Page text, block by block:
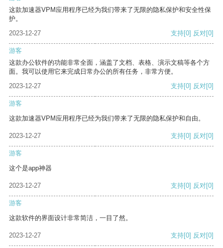
这款加速器VPM应用程序已经为我们带来了无限的隐私保护和安全性保
护。
2023-12-27
支持[0] 反对[0]
游客
这款办公软件的功能非常全面，涵盖了文档、表格、演示文稿等各个方
面。我可以使用它来完成日常办公的所有任务，非常方便。
2023-12-27
支持[0] 反对[0]
游客
这款加速器VPM应用程序已经为我们带来了无限的隐私保护和自由。
2023-12-27 支持[0] 反对[0]
游客
这个是app神器
2023-12-27 支持[0] 反对[0]
游客
这款软件的界面设计非常简洁，一目了然。
2023-12-27 支持[0] 反对[0]